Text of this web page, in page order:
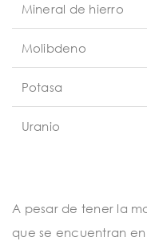
Mineral de hierro
Molibdeno
Potasa
Uranio
A pesar de tener la
que se encuentran en